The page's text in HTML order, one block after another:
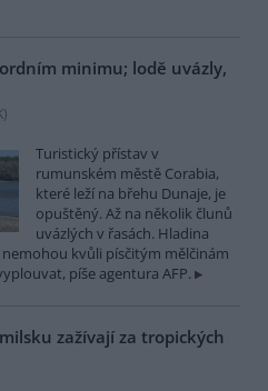
minimu; lodě uvázly,
)
Turistický přístav v
rumunském městě Corabia,
které leží na břehu Dunaje, je
opuštěný. Až na několik člunů
uvázlých v řasách. Hladina
kvůli písčitým mělčinám
píše agentura AFP.
zažívají za tropických